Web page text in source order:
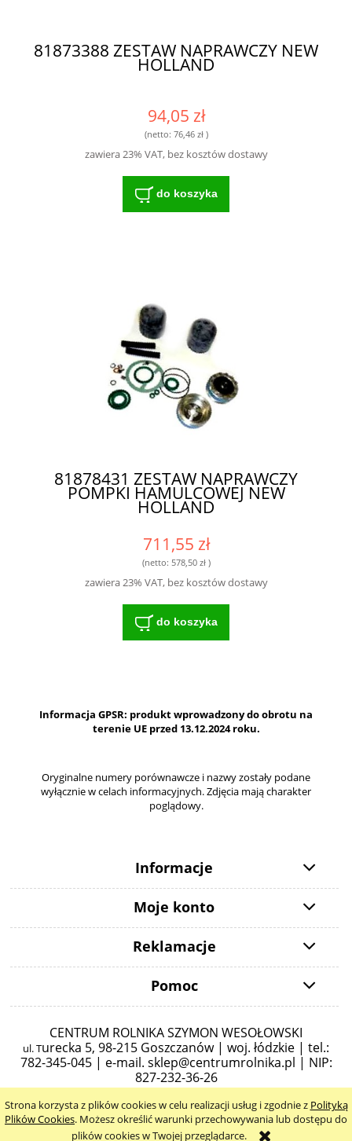
Strona korzysta z plików cookies w celu realizacji usług i zgodnie z Polityką
Plików Cookies. Możesz określić warunki przechowywania lub dostępu do
plików cookies w Twojej przeglądarce.
81873388 ZESTAW NAPRAWCZY NEW
HOLLAND
94,05 zł
(netto: 76,46 zł)
zawiera 23% VAT, bez kosztów dostawy
do koszyka
81878431 ZESTAW NAPRAWCZY
POMPKI HAMULCOWEJ NEW
HOLLAND
711,55 zł
(netto: 578,50 zł)
zawiera 23% VAT, bez kosztów dostawy
do koszyka
Informacja GPSR: produkt wprowadzony do obrotu na
terenie UE przed 13.12.2024 roku.
Oryginalne numery porównawcze i nazwy zostały podane
wyłącznie w celach informacyjnych. Zdjęcia mają charakter
poglądowy.
Informacje
Moje konto
Reklamacje
Pomoc
CENTRUM ROLNIKA SZYMON WESOŁOWSKI
ul. Turecka 5, 98-215 Goszczanów | woj. łódzkie | tel.:
782-345-045 | e-mail. sklep@centrumrolnika.pl | NIP:
827-232-36-26
pokaż pełną wersję strony